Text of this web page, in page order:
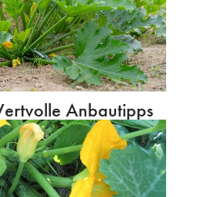
Anbautipps